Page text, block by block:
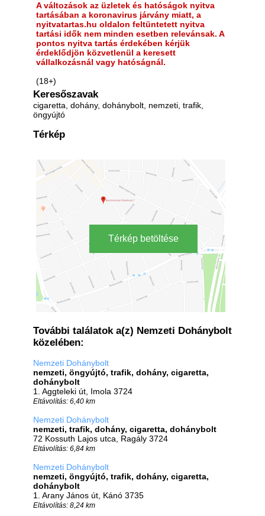
A változások az üzletek és hatóságok nyitva
tartásában a koronavirus járvány miatt, a
nyitvatartas.hu oldalon feltüntetett nyitva
tartási idők nem minden esetben relevánsak. A
pontos nyitva tartás érdekében kérjük
érdeklődjön közvetlenül a keresett
vállalkozásnál vagy hatóságnál.
(18+)
Keresőszavak
cigaretta, dohány, dohánybolt, nemzeti, trafik,
öngyújtó
Térkép
Térkép betöltése
További találatok a(z) Nemzeti Dohánybolt
közelében:
Nemzeti Dohánybolt
nemzeti, öngyújtó, trafik, dohány, cigaretta,
dohánybolt
1. Aggteleki út, Imola 3724
Eltávolítás: 6,40 km
Nemzeti Dohánybolt
nemzeti, trafik, dohány, cigaretta, dohánybolt
72 Kossuth Lajos utca, Ragály 3724
Eltávolítás: 6,84 km
Nemzeti Dohánybolt
nemzeti, öngyújtó, trafik, dohány, cigaretta,
dohánybolt
1. Arany János út, Kánó 3735
Eltávolítás: 8,24 km